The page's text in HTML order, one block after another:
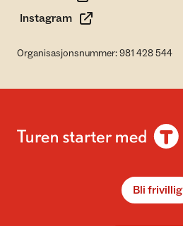
Instagram
Organisasjonsnummer: 981 428 544
Bli frivillig